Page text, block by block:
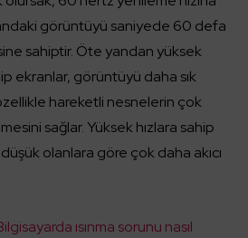
görüntüyü saniyede 60 defa
sahiptir. Öte yandan yüksek
ekranlar, görüntüyü daha sık
hareketli nesnelerin çok
sağlar. Yüksek hızlara sahip
olanlara göre çok daha akıcı
ısınma sorunu nasıl